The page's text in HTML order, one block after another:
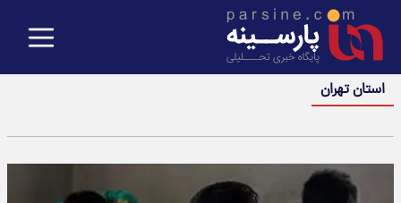
استان تهران